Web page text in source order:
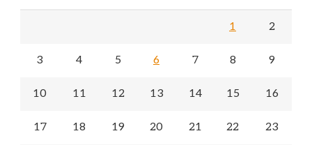
1 2
3 4 5 6 7 8 9
10 11 12 13 14 15 16
17 18 19 20 21 22 23